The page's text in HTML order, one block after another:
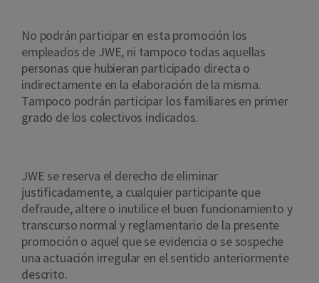
No podrán participar en esta promoción los
empleados de JWE, ni tampoco todas aquellas
personas que hubieran participado directa o
indirectamente en la elaboración de la misma.
Tampoco podrán participar los familiares en primer
grado de los colectivos indicados.
JWE se reserva el derecho de eliminar
justificadamente, a cualquier participante que
defraude, altere o inutilice el buen funcionamiento y
transcurso normal y reglamentario de la presente
promoción o aquel que se evidencia o se sospeche
una actuación irregular en el sentido anteriormente
descrito.